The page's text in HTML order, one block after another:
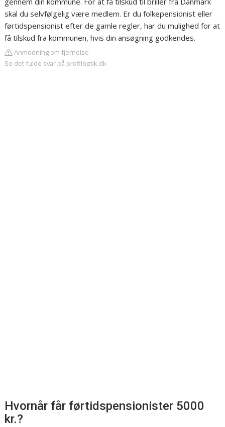
skal du selvfølgelig være medlem. Er du folkepensionist eller
førtidspensionist efter de gamle regler, har du mulighed for at
få tilskud fra kommunen, hvis din ansøgning godkendes.
Anmodning om fjernelse
Se det fulde svar på profiloptik.dk
Hvornår får førtidspensionister 5000
kr.?